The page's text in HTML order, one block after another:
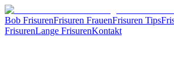
Bob FrisurenFrisuren FrauenFrisuren Tips
FrisurenLange FrisurenKontakt